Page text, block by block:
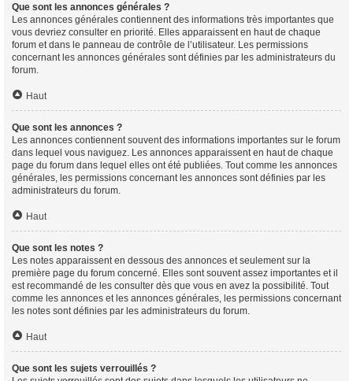
Que sont les annonces générales ?
Les annonces générales contiennent des informations très importantes que
vous devriez consulter en priorité. Elles apparaissent en haut de chaque
forum et dans le panneau de contrôle de l’utilisateur. Les permissions
concernant les annonces générales sont définies par les administrateurs du
forum.
Haut
Que sont les annonces ?
Les annonces contiennent souvent des informations importantes sur le forum
dans lequel vous naviguez. Les annonces apparaissent en haut de chaque
page du forum dans lequel elles ont été publiées. Tout comme les annonces
générales, les permissions concernant les annonces sont définies par les
administrateurs du forum.
Haut
Que sont les notes ?
Les notes apparaissent en dessous des annonces et seulement sur la
première page du forum concerné. Elles sont souvent assez importantes et il
est recommandé de les consulter dès que vous en avez la possibilité. Tout
comme les annonces et les annonces générales, les permissions concernant
les notes sont définies par les administrateurs du forum.
Haut
Que sont les sujets verrouillés ?